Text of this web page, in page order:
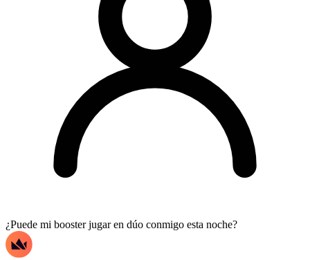
¿Puede mi booster jugar en dúo conmigo esta noche?